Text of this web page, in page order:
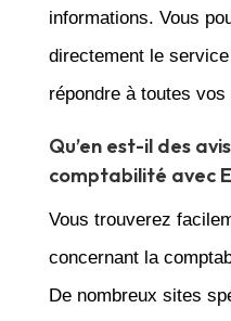
informations. Vous
directement le
répondre à toutes vos
Qu’en est-il des
comptabilité avec
Vous trouverez
concernant la
De nombreux sites